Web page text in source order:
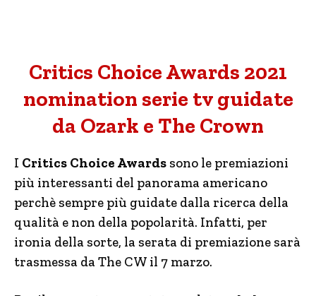
Critics Choice Awards 2021
nomination serie tv guidate
da Ozark e The Crown
I Critics Choice Awards sono le premiazioni
più interessanti del panorama americano
perchè sempre più guidate dalla ricerca della
qualità e non della popolarità. Infatti, per
ironia della sorte, la serata di premiazione sarà
trasmessa da The CW il 7 marzo.